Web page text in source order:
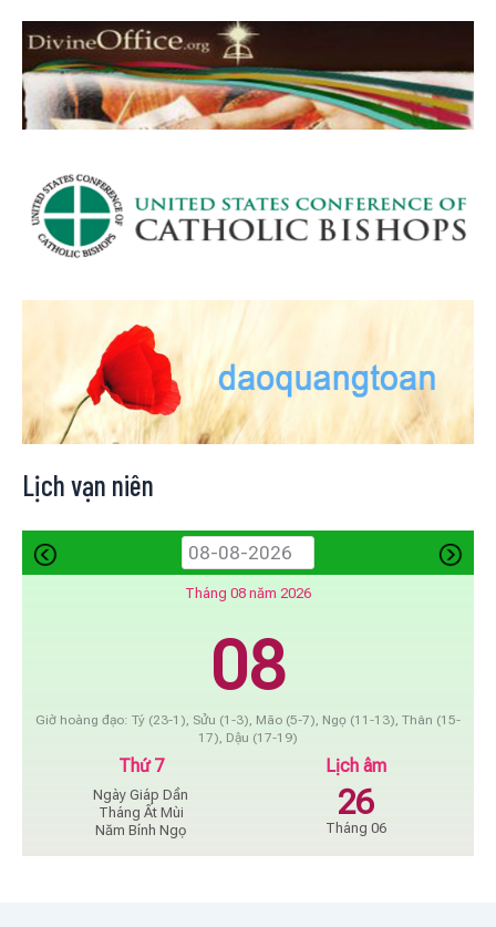
Lịch vạn niên
Tháng 08 năm 2026
08
Giờ hoàng đạo: Tý (23-1), Sửu (1-3), Mão (5-7), Ngọ (11-13), Thân (15-
17), Dậu (17-19)
Thứ 7
Ngày Giáp Dần
Tháng Ất Mùi
Năm Bính Ngọ
Lịch âm
26
Tháng 06